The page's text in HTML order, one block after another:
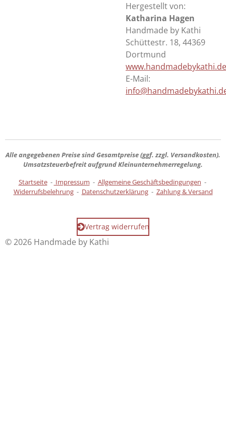
Hergestellt von:
Katharina Hagen
Handmade by Kathi
Schüttestr. 18, 44369
Dortmund
www.handmadebykathi.de
E-Mail:
Alle angegebenen Preise sindGesamtpreise(ggf. zzgl. Versandkosten).
Umsatzsteuerbefreit aufgrund Kleinunternehmerregelung.
Startseite- Impressum - Allgemeine Geschäftsbedingungen -
Widerrufsbelehrung- Datenschutzerklärung- Zahlung & Versand
Vertrag widerrufen
© 2026 Handmade by Kathi